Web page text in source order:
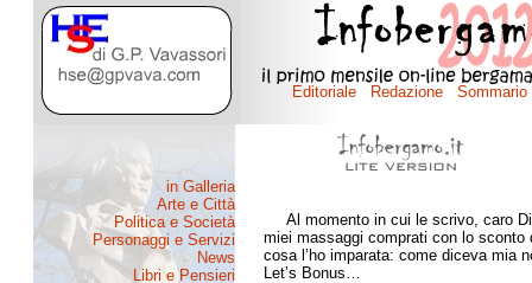
Al momento in cui le scrivo, caro
miei massaggi comprati con lo
cosa l’ho imparata: come diceva mia
Let’s Bonus…